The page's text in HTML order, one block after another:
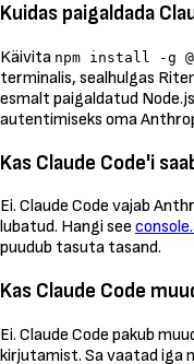
Kuidas paigaldada
Käivita npm install -g
terminalis, sealhulgas
esmalt paigaldatud
autentimiseks oma
Kas Claude Code'i
Ei. Claude Code vajab
lubatud. Hangi see
puudub tasuta tasand.
Kas Claude Code
Ei. Claude Code pakub
kirjutamist. Sa vaatad iga